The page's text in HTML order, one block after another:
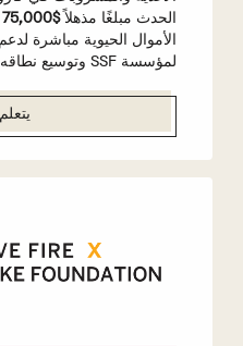
الحدث مبلغًا مذهلاً$75,000
الأموال الحيوية مباشرة
لمؤسسة SSF وتوسيع نطاقه في ولاية كارولينا الشمالية.